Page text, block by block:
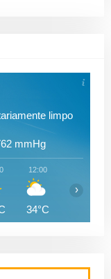
limpo
mmHg
12:00
34°C
›